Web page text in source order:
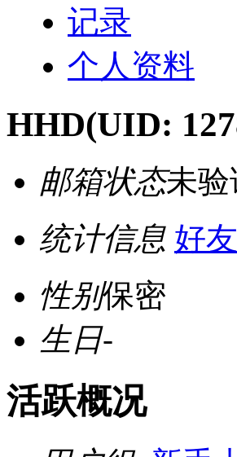
记录
个人资料
HHD(UID:
邮箱状态未验
统计信息 好
性别保密
生日-
活跃概况